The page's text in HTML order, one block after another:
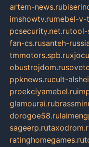
artem-news.ru
imshowtv.rumebel-v-
pcsecurity.net.rutool-
fan-cs.rusanteh-
tmmotors.spb.ru
obustrojdom.ru
ppknews.rucult-
proekciyamebel.ru
glamourai.ru
dorogoe58.ru
sageerp.ru
ratinghomegames.ru